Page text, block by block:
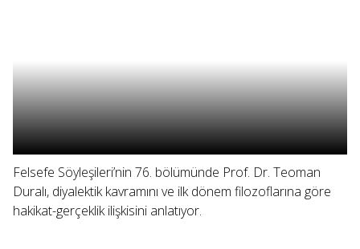
Felsefe Söyleşileri’nin 76. bölümünde Prof. Dr. Teoman
Duralı, diyalektik kavramını ve ilk dönem filozoflarına göre
hakikat-gerçeklik ilişkisini anlatıyor.